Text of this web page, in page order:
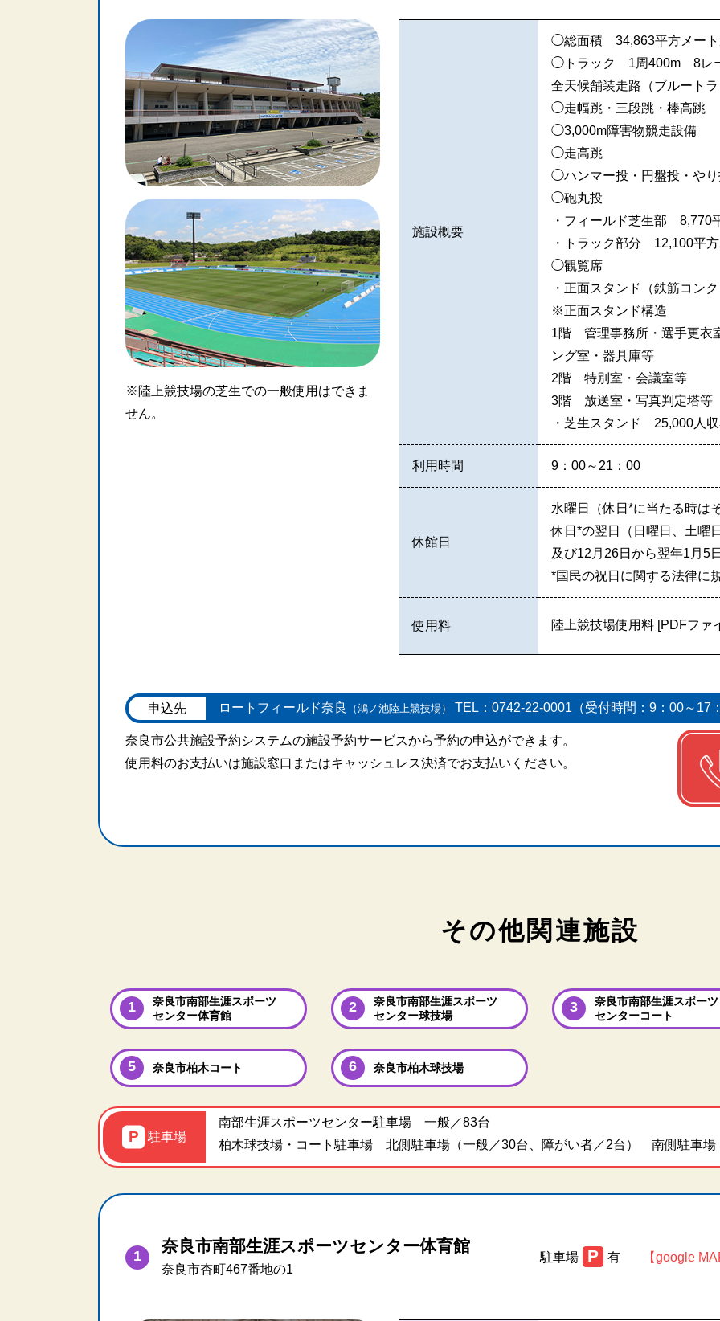
※陸上競技場の芝生での一般使用はできま
せん。
施設概要
◯総面積 34,863平方メート
◯トラック 1周400m 8レ
全天候舗装走路（ブルート
◯走幅跳・三段跳・棒高跳
◯3,000m障害物競走設備
◯走高跳
◯ハンマー投・円盤投・やり
◯砲丸投
・フィールド芝生部 8,770
・トラック部分 12,100平
◯観覧席
・正面スタンド（鉄筋コン
※正面スタンド構造
1階 管理事務所・選手更衣
ング室・器具庫等
2階 特別室・会議室等
3階 放送室・写真判定塔等
・芝生スタンド 25,000人
利用時間 9：00～21：00
休館日
水曜日（休日*に当たる時は
休日*の翌日（日曜日、土曜
及び12月26日から翌年1月5
*国民の祝日に関する法律に
使用料 陸上競技場使用料 [PDFファ
申込先 ロートフィールド奈良 （鴻ノ池陸上競技場） TEL：0742-22-0001（受付時間：9：00～17
奈良市公共施設予約システムの施設予約サービスから予約の申込ができます。
使用料のお支払いは施設窓口またはキャッシュレス決済でお支払いください。
その他関連施設
奈良市南部生涯スポーツ
センター体育館
奈良市南部生涯スポーツ
センター球技場
奈良市南部生涯スポーツ
センターコート
奈良市柏木コート 奈良市柏木球技場
駐車場
南部生涯スポーツセンター駐車場 一般／83台
柏木球技場・コート駐車場 北側駐車場（一般／30台、障がい者／2台） 南側駐車場
奈良市南部生涯スポーツセンター体育館
奈良市杏町467番地の1
駐車場 P 有 【google